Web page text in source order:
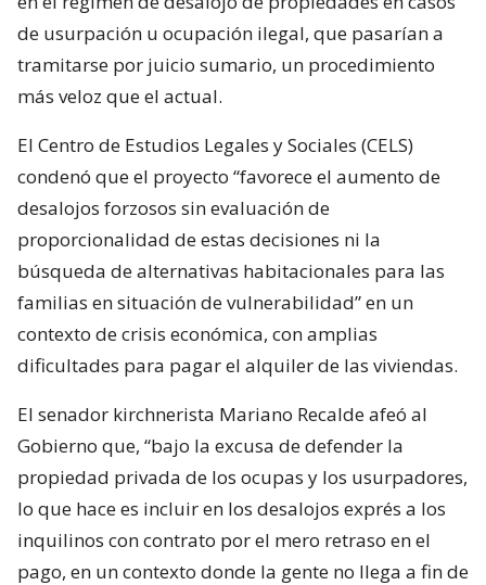
de usurpación u ocupación ilegal, que pasarían a
tramitarse por juicio sumario, un procedimiento
más veloz que el actual.
El Centro de Estudios Legales y Sociales (CELS)
condenó que el proyecto “favorece el aumento de
desalojos forzosos sin evaluación de
proporcionalidad de estas decisiones ni la
búsqueda de alternativas habitacionales para las
familias en situación de vulnerabilidad” en un
contexto de crisis económica, con amplias
dificultades para pagar el alquiler de las viviendas.
El senador kirchnerista Mariano Recalde afeó al
Gobierno que, “bajo la excusa de defender la
propiedad privada de los ocupas y los usurpadores,
lo que hace es incluir en los desalojos exprés a los
inquilinos con contrato por el mero retraso en el
pago, en un contexto donde la gente no llega a fin de